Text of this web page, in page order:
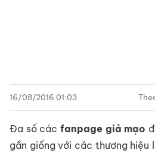
16/08/2016 01:03
Đa số các fanpage giả mạo
gần giống với các thương hiệu